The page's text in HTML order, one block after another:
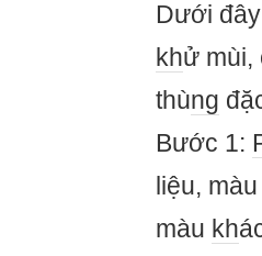
Dưới
khử mùi,
thùng
Bước 1:
liệu,
màu kh